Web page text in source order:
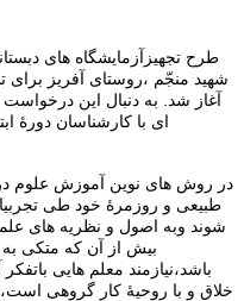
طرح تجهیزآزمایشگاه های
آغاز شد. به دنبال این
ای با کارشناسان دورۀ
طبیعی و روزمرۀ خود طی
شوند وبه اصول و نظریه های
بیش از آن که متکی
باشد،نیازمند معلم هایی
خلاق و با روحیۀ کار گروهی